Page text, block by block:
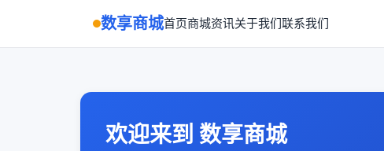
数享商城首页商城资讯关于我们联系我们
欢迎来到 数享商城